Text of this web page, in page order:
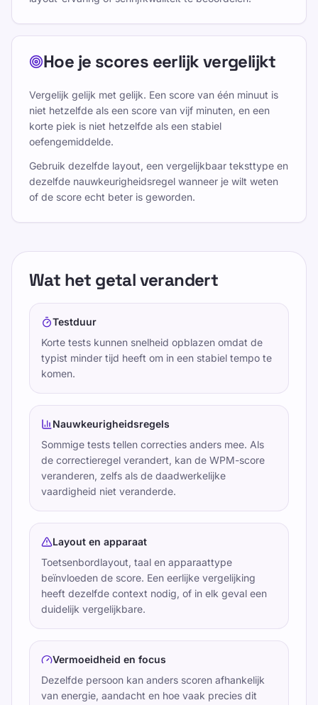
Hoe je scores eerlijk vergelijkt
Vergelijk gelijk met gelijk. Een score van één minuut is
niet hetzelfde als een score van vijf minuten, en een
korte piek is niet hetzelfde als een stabiel
oefengemiddelde.
Gebruik dezelfde layout, een vergelijkbaar teksttype en
dezelfde nauwkeurigheidsregel wanneer je wilt weten
of de score echt beter is geworden.
Wat het getal verandert
Testduur
Korte tests kunnen snelheid opblazen omdat de
typist minder tijd heeft om in een stabiel tempo te
komen.
Nauwkeurigheidsregels
Sommige tests tellen correcties anders mee. Als
de correctieregel verandert, kan de WPM-score
veranderen, zelfs als de daadwerkelijke
vaardigheid niet veranderde.
Layout en apparaat
Toetsenbordlayout, taal en apparaattype
beïnvloeden de score. Een eerlijke vergelijking
heeft dezelfde context nodig, of in elk geval een
duidelijk vergelijkbare.
Vermoeidheid en focus
Dezelfde persoon kan anders scoren afhankelijk
van energie, aandacht en hoe vaak precies dit